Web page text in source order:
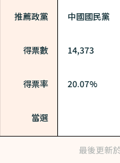
推薦政黨
得票數
得票率
當選
中國國民黨
14,373
20.07%
最後更新